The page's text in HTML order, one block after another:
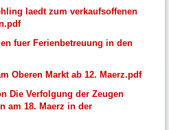
laedt zum verkaufsoffenen
fuer Ferienbetreuung in den
Oberen Markt ab 12. Maerz.pdf
Die Verfolgung der Zeugen
am 18. Maerz in der